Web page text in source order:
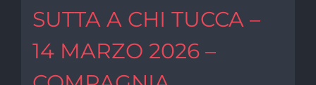
SUTTA A CHI TUCCA –
14 MARZO 2026 –